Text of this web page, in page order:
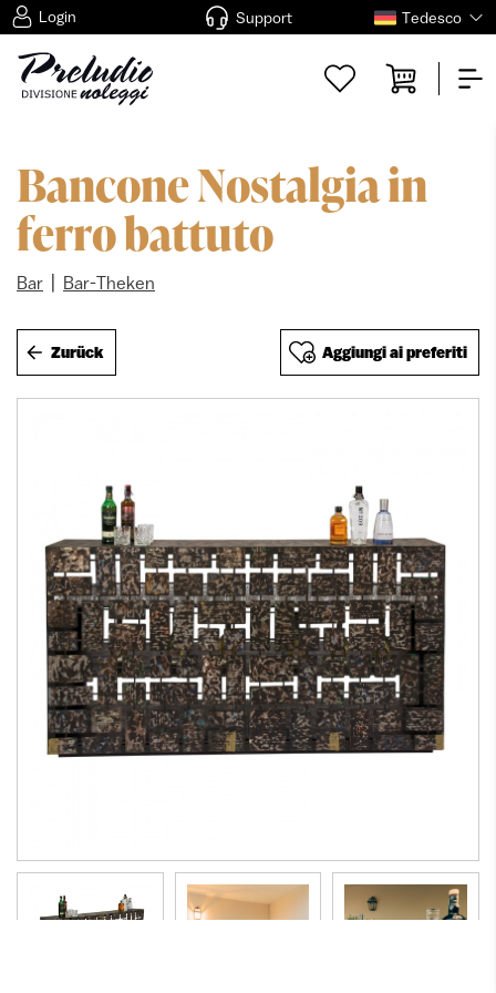
Login Support Tedesco
Bancone Nostalgia in
ferro battuto
Bar Bar-Theken
Zurück Aggiungi ai preferiti